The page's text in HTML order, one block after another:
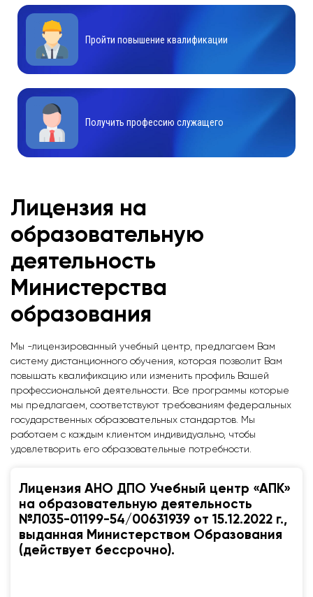
Пройти повышение квалификации
Получить профессию служащего
Лицензия на
образовательную
деятельность
Министерства
образования
Мы -лицензированный учебный центр, предлагаем Вам
систему дистанционного обучения, которая позволит Вам
повышать квалификацию или изменить профиль Вашей
профессиональной деятельности. Все программы которые
мы предлагаем, соответствуют требованиям федеральных
государственных образовательных стандартов. Мы
работаем с каждым клиентом индивидуально, чтобы
удовлетворить его образовательные потребности.
Лицензия АНО ДПО Учебный центр «АПК»
на образовательную деятельность
№Л035-01199-54/00631939 от 15.12.2022 г.,
выданная Министерством Образования
(действует бессрочно).